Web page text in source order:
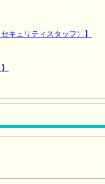
キュリティスタッフ）】